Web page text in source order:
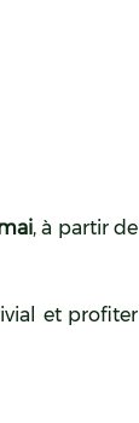
, à partir de
et profiter